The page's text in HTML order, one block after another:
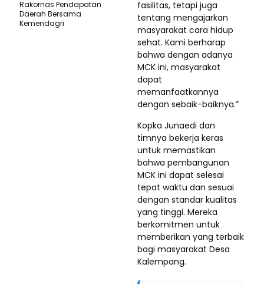
fasilitas, tetapi juga
tentang mengajarkan
masyarakat cara hidup
sehat. Kami berharap
bahwa dengan adanya
MCK ini, masyarakat
dapat
memanfaatkannya
dengan sebaik-baiknya.”
Kopka Junaedi dan
timnya bekerja keras
untuk memastikan
bahwa pembangunan
MCK ini dapat selesai
tepat waktu dan sesuai
dengan standar kualitas
yang tinggi. Mereka
berkomitmen untuk
memberikan yang terbaik
bagi masyarakat Desa
Kalempang.
Rakornas Pendapatan
Daerah Bersama
Kemendagri